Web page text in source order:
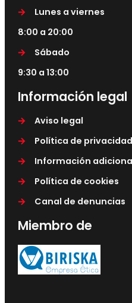
Lunes a viernes
8:00 a 20:00
Sábado
9:30 a 13:00
Información legal
Aviso legal
Política de privacidad
Información
Política de cookies
Canal de denuncias
Miembro de